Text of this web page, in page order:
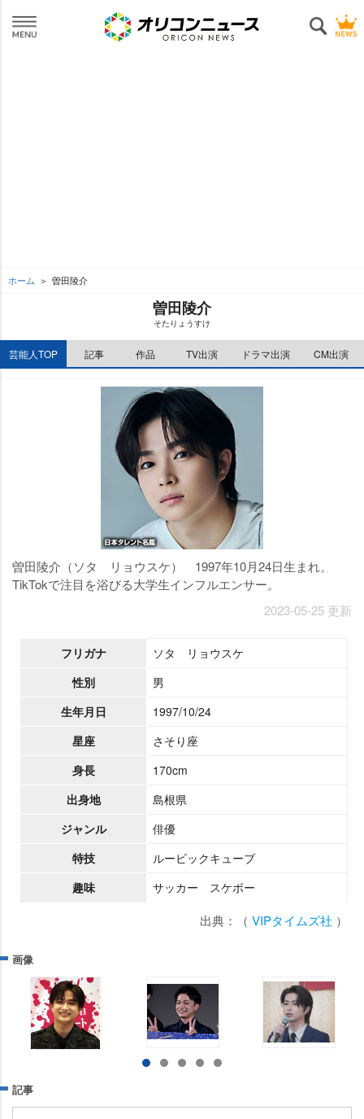
ホーム 曽田陵介
曽田陵介
そたりょうすけ
芸能人TOP 記事 作品 TV出演 ドラマ出演 CM出演
曽田陵介（ソタ リョウスケ） 1997年10月24日生まれ。
TikTokで注目を浴びる大学生インフルエンサー。
2023-05-25 更新
フリガナ
ソタ リョウスケ
性別
男
生年月日
1997/10/24
星座
さそり座
身長
170cm
出身地
島根県
ジャンル
俳優
特技
ルービックキューブ
趣味
サッカー スケボー
出典：（ VIPタイムズ社 ）
画像
記事